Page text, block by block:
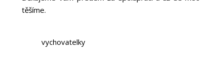
těšíme.
vychovatelky